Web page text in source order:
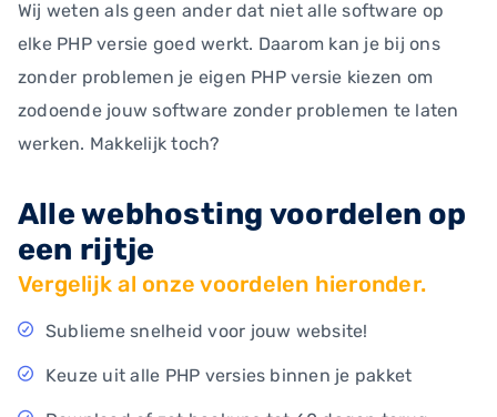
Wij weten als geen ander dat niet alle software op
elke PHP versie goed werkt. Daarom kan je bij ons
zonder problemen je eigen PHP versie kiezen om
zodoende jouw software zonder problemen te laten
werken. Makkelijk toch?
Alle webhosting voordelen op
een rijtje
Vergelijk al onze voordelen hieronder.
Sublieme snelheid voor jouw website!
Keuze uit alle PHP versies binnen je pakket